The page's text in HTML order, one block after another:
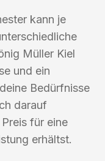
kann je
Müller Kiel
und ein
Bedürfnisse
darauf
für eine
erhältst.